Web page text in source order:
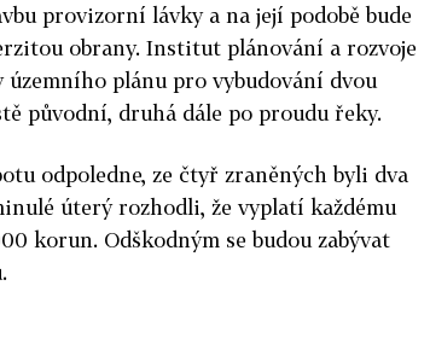
provizorní lávky a na její podobě bude
obrany. Institut plánování a rozvoje
plánu pro vybudování dvou
původní, druhá dále po proudu řeky.
odpoledne, ze čtyř zraněných byli dva
úterý rozhodli, že vyplatí každému
korun. Odškodným se budou zabývat